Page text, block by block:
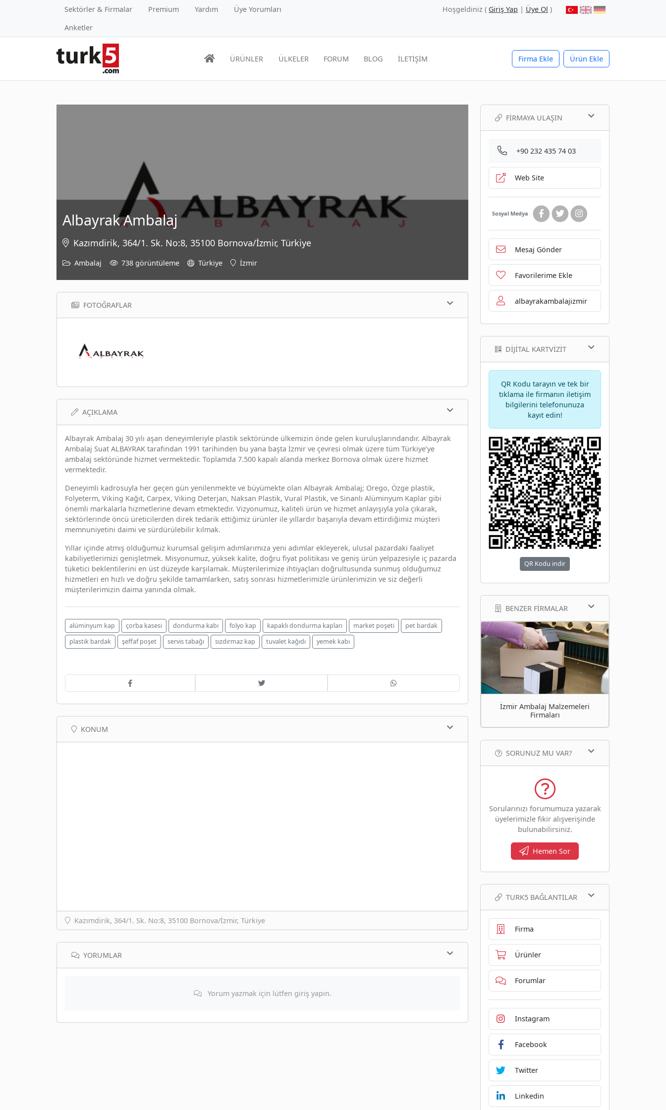
Sektörler & Firmalar Premium Yardım
Üye Yorumları
Anketler
Hoşgeldiniz ( Giriş Yap | Üye Ol )
Firma Ekle Ürün Ekle
ÜRÜNLER ÜLKELER FORUM BLOG İLETİŞİM
Albayrak Ambalaj
Kazımdirik, 364/1. Sk. No:8, 35100 Bornova/İzmir, Türkiye
Ambalaj 738 görüntüleme Türkiye İzmir
FOTOĞRAFLAR
AÇIKLAMA
Albayrak Ambalaj 30 yılı aşan deneyimleriyle plastik sektöründe ülkemizin önde gelen kuruluşlarındandır. Albayrak
Ambalaj Suat ALBAYRAK tarafından 1991 tarihinden bu yana başta İzmir ve çevresi olmak üzere tüm Türkiye’ye
ambalaj sektöründe hizmet vermektedir. Toplamda 7.500 kapalı alanda merkez Bornova olmak üzere hizmet
vermektedir.
Deneyimli kadrosuyla her geçen gün yenilenmekte ve büyümekte olan Albayrak Ambalaj; Orego, Özge plastik,
Folyeterm, Viking Kağıt, Carpex, Viking Deterjan, Naksan Plastik, Vural Plastik, ve Sinanlı Alüminyum Kaplar gibi
önemli markalarla hizmetlerine devam etmektedir. Vizyonumuz, kaliteli ürün ve hizmet anlayışıyla yola çıkarak,
sektörlerinde öncü üreticilerden direk tedarik ettiğimiz ürünler ile yıllardır başarıyla devam ettirdiğimiz müşteri
memnuniyetini daimi ve sürdürülebilir kılmak.
Yıllar içinde atmış olduğumuz kurumsal gelişim adımlarımıza yeni adımlar ekleyerek, ulusal pazardaki faaliyet
kabiliyetlerimizi genişletmek. Misyonumuz, yüksek kalite, doğru fiyat politikası ve geniş ürün yelpazesiyle iç pazarda
tüketici beklentilerini en üst düzeyde karşılamak. Müşterilerimize ihtiyaçları doğrultusunda sunmuş olduğumuz
hizmetleri en hızlı ve doğru şekilde tamamlarken, satış sonrası hizmetlerimizle ürünlerimizin ve siz değerli
müşterilerimizin daima yanında olmak.
alüminyum kap çorba kasesi dondurma kabı folyo kap kapaklı dondurma kapları market poşeti
pet bardak
plastik bardak
şeffaf poşet servis tabağı sızdırmaz kap tuvalet kağıdı yemek kabı
KONUM
Kazımdirik, 364/1. Sk. No:8, 35100 Bornova/İzmir, Türkiye
YORUMLAR
Yorum yazmak için lütfen giriş yapın.
FIRMAYA ULAŞIN
+90 232 435 74 03
Web Site
Sosyal Medya
Mesaj Gönder
Favorilerime Ekle
albayrakambalajizmir
DIJITAL KARTVIZIT
QR Kodu tarayın ve tek bir
tıklama ile firmanın iletişim
bilgilerini telefonunuza
kayıt edin!
QR Kodu indir
BENZER FIRMALAR
İzmir Ambalaj Malzemeleri
Firmaları
SORUNUZ MU VAR?
Sorularınızı forumumuza yazarak
üyelerimizle fikir alışverişinde
bulunabilirsiniz.
Hemen Sor
TURK5 BAĞLANTILAR
Firma
Ürünler
Forumlar
Instagram
Facebook
Twitter
Linkedin